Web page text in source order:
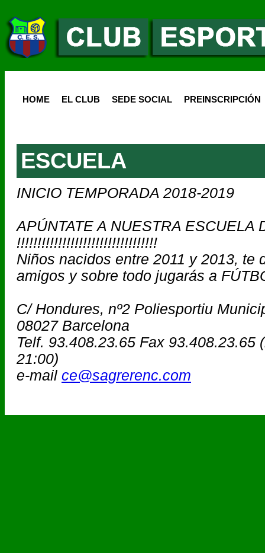
HOME EL CLUB SEDE SOCIAL PREINSCRIPCIÓN
ESCUELA
INICIO TEMPORADA 2018-2019
APÚNTATE A NUESTRA ESCUELA
!!!!!!!!!!!!!!!!!!!!!!!!!!!!!!!!!!
Niños nacidos entre 2011 y 2013, te
amigos y sobre todo jugarás a
C/ Hondures, nº2 Poliesportiu
08027 Barcelona
Telf. 93.408.23.65 Fax 93.408.23.65
21:00)
e-mail ce@sagrerenc.com